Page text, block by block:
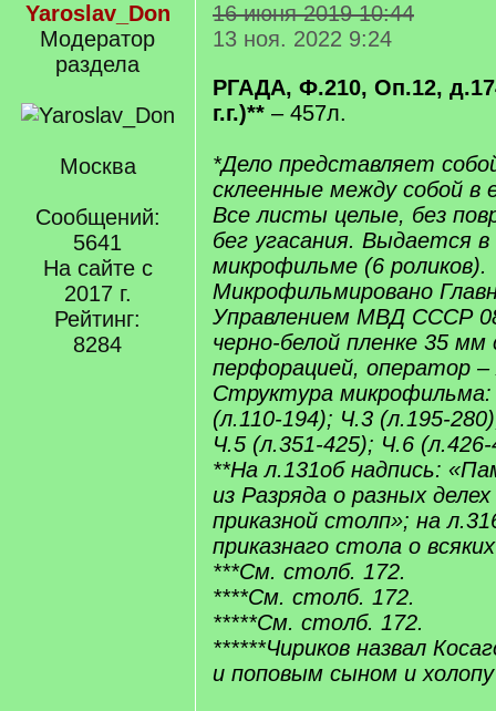
Yaroslav_Don
Модератор
раздела
Москва
Сообщений:
5641
На сайте с
2017 г.
Рейтинг:
8284
16 июня 2019 10:44
13 ноя. 2022 9:24
РГАДА, Ф.210, Оп.12,
г.г.)** – 457л.
*Дело представляет
склеенные между собой в
Все листы целые, без
бег угасания. Выдается
микрофильме (6 роликов).
Микрофильмировано
Управлением МВД СССР
черно-белой пленке 35 мм
перфорацией, оператор
Структура
(л.110-194); Ч.3 (л.195-
Ч.5 (л.351-425); Ч.6
**На л.131об надпись:
из Разряда о разных
приказной столп»; на
приказнаго стола о
***См. столб. 172.
****См. столб. 172.
*****См. столб. 172.
******Чириков назвал
и поповым сыном и